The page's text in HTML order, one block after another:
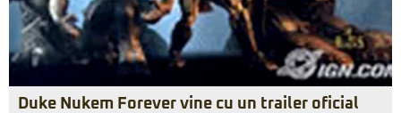
Duke Nukem Forever vine cu un trailer oficial